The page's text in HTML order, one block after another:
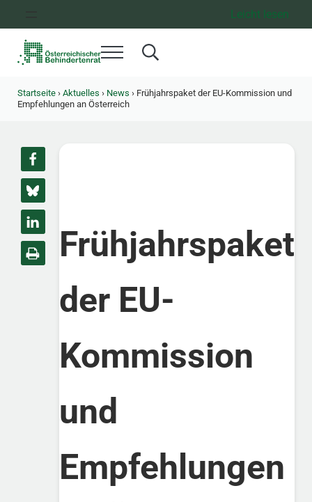
Leicht lesen
Menü Search...
Startseite › Aktuelles › News ›Frühjahrspaket der EU-Kommission und
Empfehlungen an Österreich
Frühjahrspaket
der EU-
Kommission
und
Empfehlungen